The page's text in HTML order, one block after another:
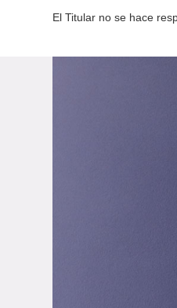
El Titular no se hace